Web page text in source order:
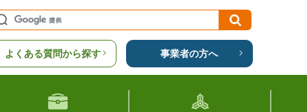
よくある質問から探す 事業者の方へ